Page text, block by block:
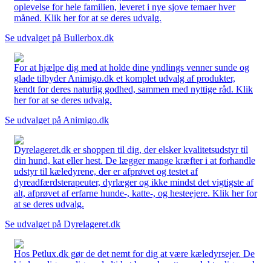
oplevelse for hele familien, leveret i nye sjove temaer hver
måned. Klik her for at se deres udvalg.
Se udvalget på Bullerbox.dk
For at hjælpe dig med at holde dine yndlings venner sunde og
glade tilbyder Animigo.dk et komplet udvalg af produkter,
kendt for deres naturlig godhed, sammen med nyttige råd. Klik
her for at se deres udvalg.
Se udvalget på Animigo.dk
Dyrelageret.dk er shoppen til dig, der elsker kvalitetsudstyr til
din hund, kat eller hest. De lægger mange kræfter i at forhandle
udstyr til kæledyrene, der er afprøvet og testet af
dyreadfærdsterapeuter, dyrlæger og ikke mindst det vigtigste af
alt, afprøvet af erfarne hunde-, katte-, og hesteejere. Klik her for
at se deres udvalg.
Se udvalget på Dyrelageret.dk
Hos Petlux.dk gør de det nemt for dig at være kæledyrsejer. De